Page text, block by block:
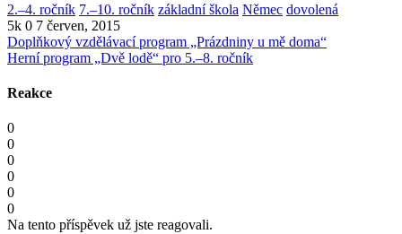
2.–4. ročník 7.–10. ročník základní škola Němec dovolená
5k 0 7 červen, 2015
Doplňkový vzdělávací program „Prázdniny u mě doma“
Herní program „Dvě lodě“ pro 5.–8. ročník
Reakce
0
0
0
0
0
0
Na tento příspěvek už jste reagovali.